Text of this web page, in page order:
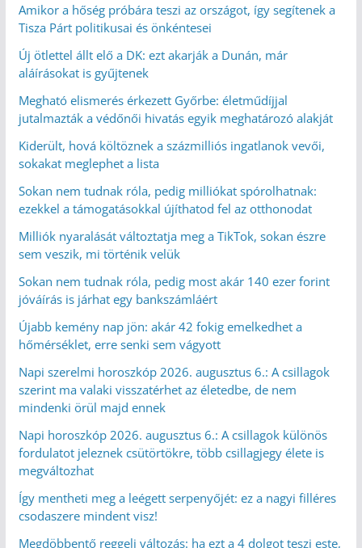
Amikor a hőség próbára teszi az országot, így segítenek a
Tisza Párt politikusai és önkéntesei
Új ötlettel állt elő a DK: ezt akarják a Dunán, már
aláírásokat is gyűjtenek
Megható elismerés érkezett Győrbe: életműdíjjal
jutalmazták a védőnői hivatás egyik meghatározó alakját
Kiderült, hová költöznek a százmilliós ingatlanok vevői,
sokakat meglephet a lista
Sokan nem tudnak róla, pedig milliókat spórolhatnak:
ezekkel a támogatásokkal újíthatod fel az otthonodat
Milliók nyaralását változtatja meg a TikTok, sokan észre
sem veszik, mi történik velük
Sokan nem tudnak róla, pedig most akár 140 ezer forint
jóváírás is járhat egy bankszámláért
Újabb kemény nap jön: akár 42 fokig emelkedhet a
hőmérséklet, erre senki sem vágyott
Napi szerelmi horoszkóp 2026. augusztus 6.: A csillagok
szerint ma valaki visszatérhet az életedbe, de nem
mindenki örül majd ennek
Napi horoszkóp 2026. augusztus 6.: A csillagok különös
fordulatot jeleznek csütörtökre, több csillagjegy élete is
megváltozhat
Így mentheti meg a leégett serpenyőjét: ez a nagyi filléres
csodaszere mindent visz!
Megdöbbentő reggeli változás: ha ezt a 4 dolgot teszi este,